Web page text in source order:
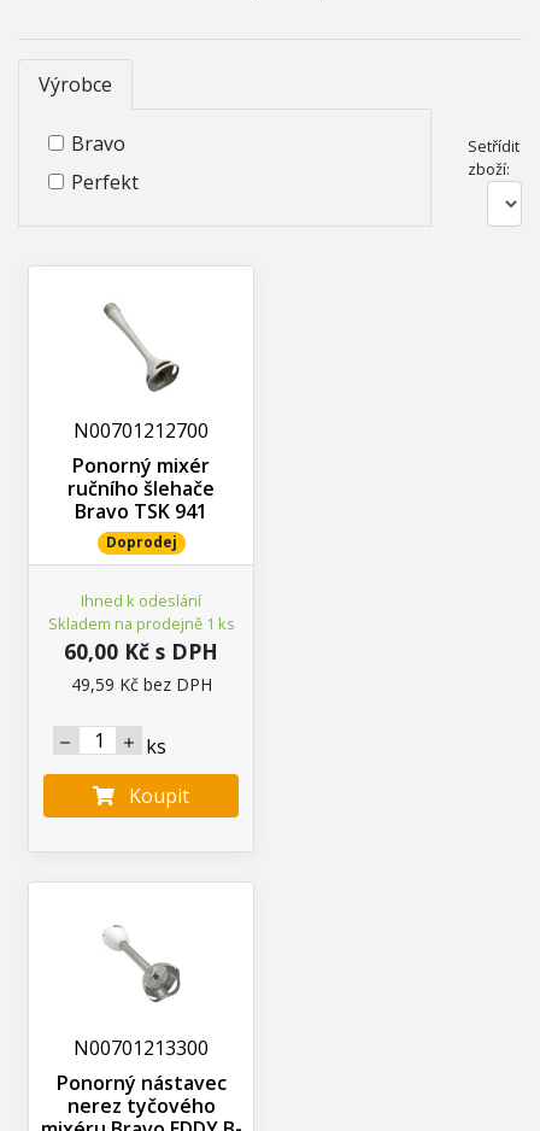
Výrobce
Bravo
Perfekt
Setřídit
zboží:
N00701212700
Ponorný mixér
ručního šlehače
Bravo TSK 941
Doprodej
Ihned k odeslání
Skladem na prodejně 1 ks
60,00 Kč s DPH
49,59 Kč bez DPH
ks
Koupit
N00701213300
Ponorný nástavec
nerez tyčového